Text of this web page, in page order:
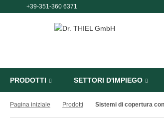
+39-351-360 6371
PRODOTTI SETTORI D'IMPIEGO
Pagina iniziale Prodotti